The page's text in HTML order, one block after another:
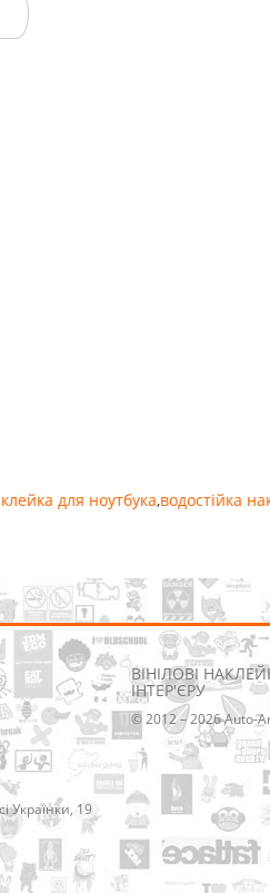
для ноутбука,водостійка
Українки, 19
ВІНІЛОВІ
ІНТЕР'ЄРУ
© 2012 – 2026 Auto-